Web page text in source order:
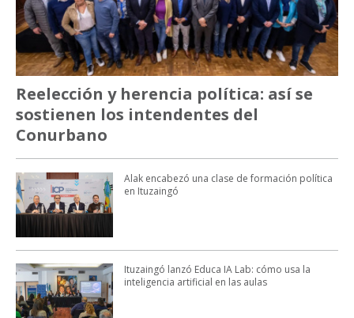
Reelección y herencia política: así se
sostienen los intendentes del
Conurbano
Alak encabezó una clase de formación política
en Ituzaingó
Ituzaingó lanzó Educa IA Lab: cómo usa la
inteligencia artificial en las aulas